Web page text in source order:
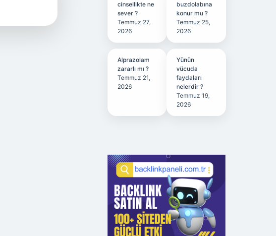
cinsellikte ne
sever ?
Temmuz 27,
2026
buzdolabına
konur mu ?
Temmuz 25,
2026
Alprazolam
zararlı mı ?
Temmuz 21,
2026
Yünün
vücuda
faydaları
nelerdir ?
Temmuz 19,
2026